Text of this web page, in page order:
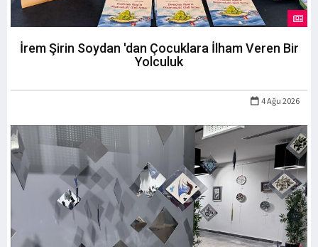
İrem Şirin Soydan 'dan Çocuklara İlham Veren Bir
Yolculuk
4 Ağu 2026